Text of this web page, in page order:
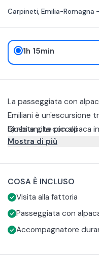
Carpineti, Emilia-Romagna -
1h 15min
La passeggiata con
Emiliani è un'escursione
bimbi anche piccoli.
Questa gita con alpaca
breve introduzione sulla
tracciato nel bosco
Mostra di più
COSA È INCLUSO
Visita alla fattoria
Passeggiata con
Accompagnatore